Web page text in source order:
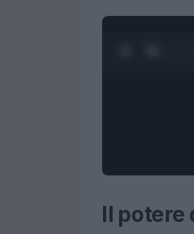
Il potere